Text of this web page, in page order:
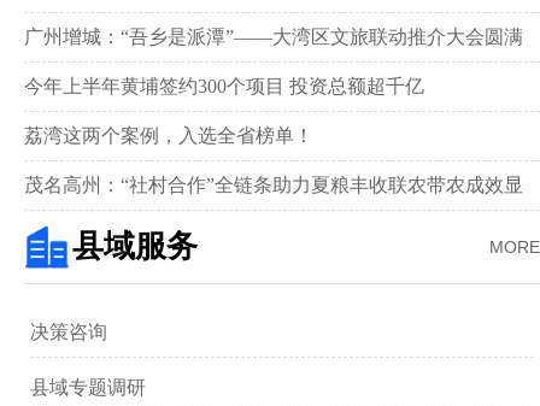
广州增城：“吾乡是派潭”——大湾区文旅联动推介大会圆满
举行
今年上半年黄埔签约300个项目 投资总额超千亿
荔湾这两个案例，入选全省榜单！
茂名高州：“社村合作”全链条助力夏粮丰收联农带农成效显
著‌
MORE
县域服务
决策咨询
县域专题调研